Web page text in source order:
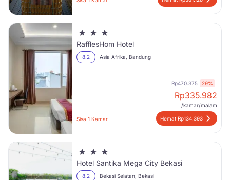
RafflesHom Hotel
8.2 Asia Afrika, Bandung
Rp470.375 29%
Rp335.982
/kamar/malam
Sisa 1 Kamar Hemat Rp134.393
Hotel Santika Mega City Bekasi
8.2 Bekasi Selatan, Bekasi